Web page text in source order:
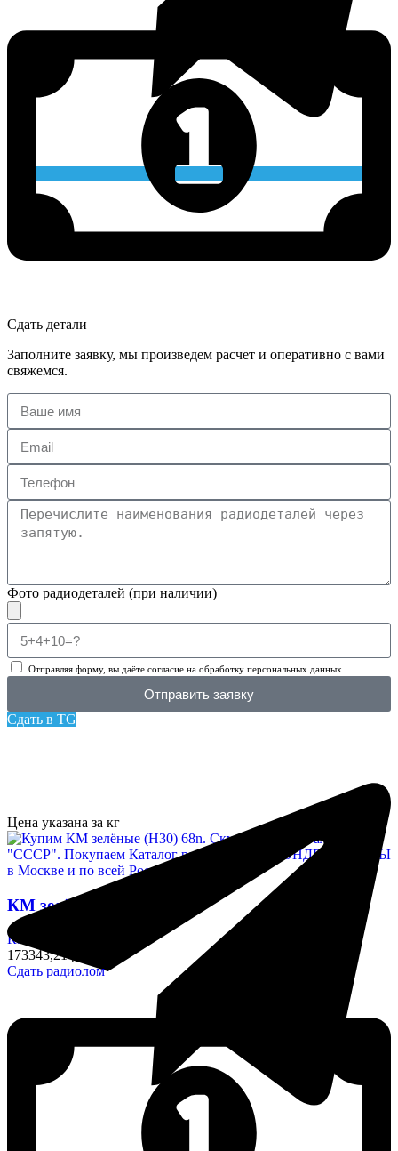
Сдать детали
Заполните заявку, мы произведем расчет и оперативно с вами
свяжемся.
Фото радиодеталей (при наличии)
Отправляя форму, вы даёте согласие на обработку персональных данных.
Отправить заявку
Сдать в TG
Цена указана за кг
КМ зелёные (Н30) 68n
Конденсаторы
173343,21 руб/кг
Сдать радиолом